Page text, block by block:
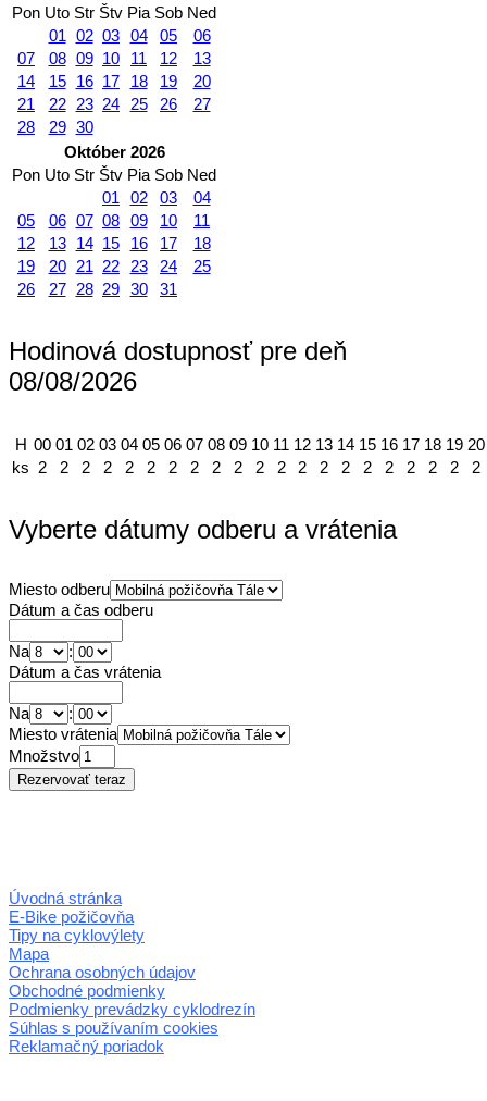
Pon Uto Str Štv Pia Sob Ned
01 02 03 04 05
06
07
08 09 10 11 12
13
14
15 16 17 18 19
20
21
22 23 24 25 26
27
28
29 30
Október 2026
Pon Uto Str Štv Pia Sob Ned
01
02 03
04
05
06 07 08 09 10
11
12
13 14 15 16 17
18
19
20 21 22 23 24
25
26
27 28 29 30 31
Hodinová dostupnosť pre deň
08/08/2026
H 00 01 02 03 04 05 06 07 08 09 10 11 12 13 14 15 16 17 18 19 20
ks 2 2 2 2 2 2 2 2 2 2 2 2 2 2 2 2 2 2 2 2 2
Vyberte dátumy odberu a vrátenia
Miesto odberu
Dátum a čas odberu
Na
:
Dátum a čas vrátenia
Na
:
Miesto vrátenia
Množstvo
Úvodná stránka
E-Bike požičovňa
Tipy na cyklovýlety
Mapa
Ochrana osobných údajov
Obchodné podmienky
Podmienky prevádzky cyklodrezín
Súhlas s používaním cookies
Reklamačný poriadok